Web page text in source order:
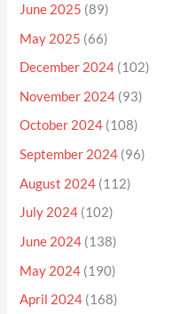
June 2025 (89)
May 2025 (66)
December 2024 (102)
November 2024 (93)
October 2024 (108)
September 2024 (96)
August 2024 (112)
July 2024 (102)
June 2024 (138)
May 2024 (190)
April 2024 (168)